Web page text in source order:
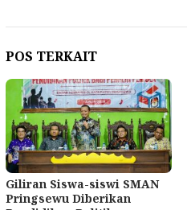
POS TERKAIT
Giliran Siswa-siswi SMAN
Pringsewu Diberikan